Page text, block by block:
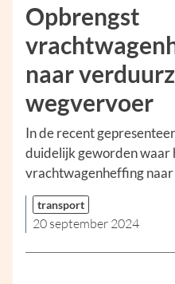
Opbrengst
naar
wegvervoer
In de recent
duidelijk geworden waar
vrachtwagenheffing naar
transport
20 september 2024